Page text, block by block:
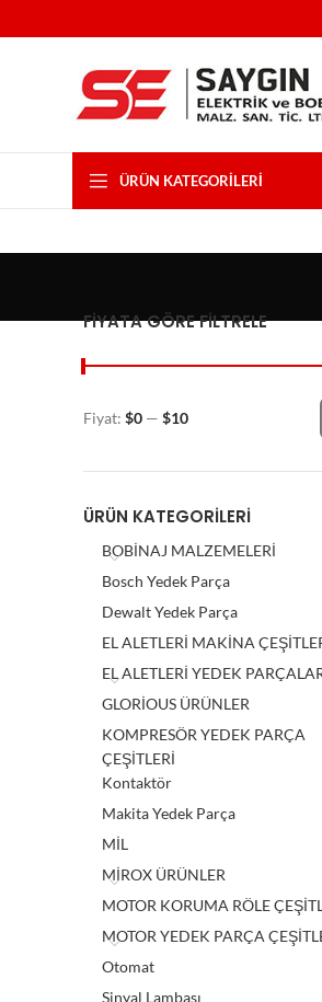
ÜRÜN KATEGORILERI
FIYATA GÖRE FILTRELE
Fiyat: $0 — $10
ÜRÜN KATEGORILERI
BOBİNAJ MALZEMELERİ
Bosch Yedek Parça
Dewalt Yedek Parça
EL ALETLERİ MAKİNA
EL ALETLERİ YEDEK
GLORİOUS ÜRÜNLER
KOMPRESÖR YEDEK PARÇA
ÇEŞİTLERİ
Kontaktör
Makita Yedek Parça
MİL
MİROX ÜRÜNLER
MOTOR KORUMA RÖLE
MOTOR YEDEK PARÇA
Otomat
Sinyal Lambası